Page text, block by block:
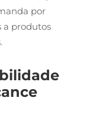
por
a produtos